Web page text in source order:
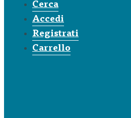
Cerca
Accedi
Registrati
Carrello